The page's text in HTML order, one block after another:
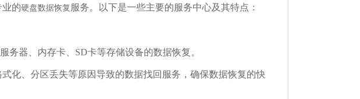
的硬盘数据恢复 服务。以下是一些主要的服务中心及其特点：
务器、内存卡、SD卡等存储设备的数据恢复。
化、分区丢失等原因导致的数据找回服务，确保数据恢复的快